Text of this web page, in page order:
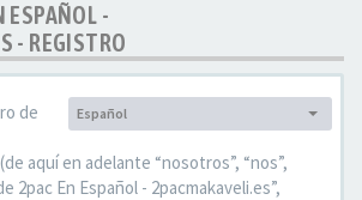
ESPAÑOL -
- REGISTRO
Idioma:
Español
de
aquí en adelante “nosotros”, “nos”,
2pac En Español - 2pacmakaveli.es”,